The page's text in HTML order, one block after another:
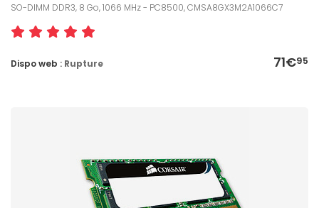
SO-DIMM DDR3, 8 Go, 1066 MHz - PC8500, CMSA8GX3M2A1066C7
71€95
Dispo web : Rupture